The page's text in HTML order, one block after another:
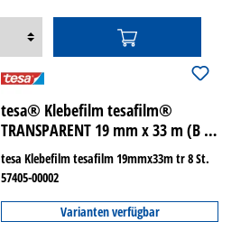
tesa® Klebefilm tesafilm®
TRANSPARENT 19 mm x 33 m (B x
L) 8 St./Pack.
tesa Klebefilm tesafilm 19mmx33m tr 8 St.
57405-00002
Varianten verfügbar